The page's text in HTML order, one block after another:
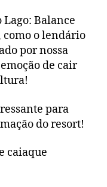
Lago: Balance
como o lendário
por nossa
de cair
para
do resort!
caiaque